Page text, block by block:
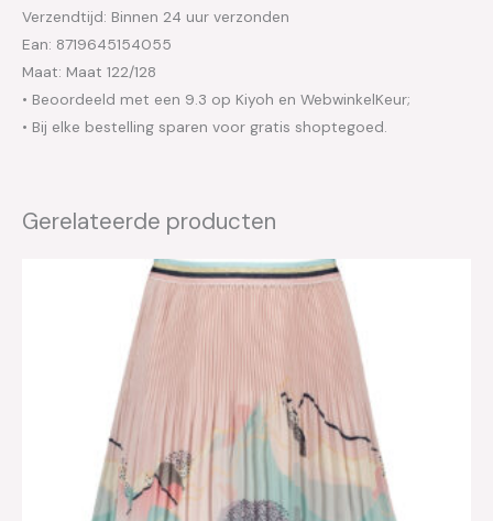
Verzendtijd: Binnen 24 uur verzonden
Ean: 8719645154055
Maat: Maat 122/128
• Beoordeeld met een 9.3 op Kiyoh en WebwinkelKeur;
• Bij elke bestelling sparen voor gratis shoptegoed.
Gerelateerde producten